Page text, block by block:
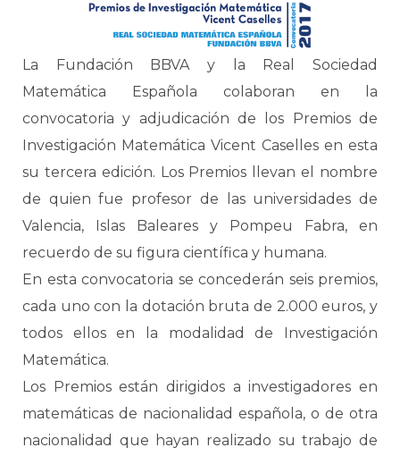
La Fundación BBVA y la Real Sociedad
Matemática Española colaboran en la
convocatoria y adjudicación de los Premios de
Investigación Matemática Vicent Caselles en esta
su tercera edición. Los Premios llevan el nombre
de quien fue profesor de las universidades de
Valencia, Islas Baleares y Pompeu Fabra, en
recuerdo de su figura científica y humana.
En esta convocatoria se concederán seis premios,
cada uno con la dotación bruta de 2.000 euros, y
todos ellos en la modalidad de Investigación
Matemática.
Los Premios están dirigidos a investigadores en
matemáticas de nacionalidad española, o de otra
nacionalidad que hayan realizado su trabajo de